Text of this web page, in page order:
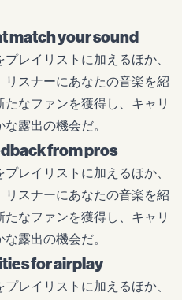
match your sound
レイリストに加えるほか、
スナーにあなたの音楽を紹
なファンを獲得し、キャリ
露出の機会だ。
from pros
レイリストに加えるほか、
スナーにあなたの音楽を紹
なファンを獲得し、キャリ
露出の機会だ。
for airplay
レイリストに加えるほか、